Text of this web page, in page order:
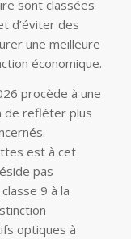
sont classées
d’éviter des
une meilleure
économique.
procède à une
de refléter plus
est à cet
pas
9 à la
optiques à